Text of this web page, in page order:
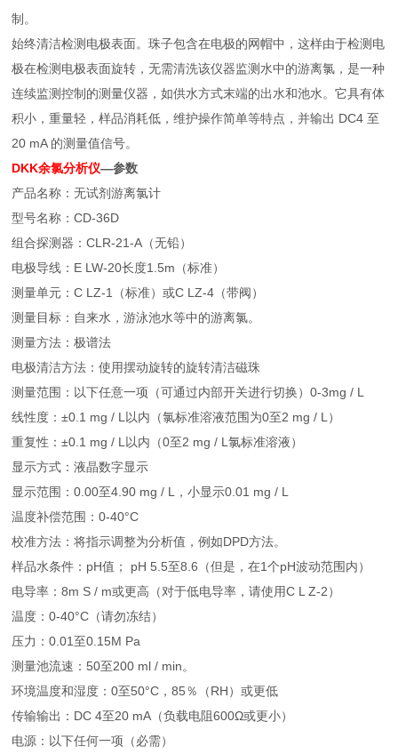
制。
始终清洁检测电极表面。珠子包含在电极的网帽中，这样由于检测电
极在检测电极表面旋转，无需清洗该仪器监测水中的游离氯，是一种
连续监测控制的测量仪器，如供水方式末端的出水和池水。它具有体
积小，重量轻，样品消耗低，维护操作简单等特点，并输出 DC4 至
20 mA 的测量值信号。
DKK余氯分析仪—参数
产品名称：无试剂游离氯计
型号名称：CD-36D
组合探测器：CLR-21-A（无铅）
电极导线：E LW-20长度1.5m（标准）
测量单元：C LZ-1（标准）或C LZ-4（带阀）
测量目标：自来水，游泳池水等中的游离氯。
测量方法：极谱法
电极清洁方法：使用摆动旋转的旋转清洁磁珠
测量范围：以下任意一项（可通过内部开关进行切换）0-3mg / L
线性度：±0.1 mg / L以内（氯标准溶液范围为0至2 mg / L）
重复性：±0.1 mg / L以内（0至2 mg / L氯标准溶液）
显示方式：液晶数字显示
显示范围：0.00至4.90 mg / L，小显示0.01 mg / L
温度补偿范围：0-40°C
校准方法：将指示调整为分析值，例如DPD方法。
样品水条件：pH值； pH 5.5至8.6（但是，在1个pH波动范围内）
电导率：8m S / m或更高（对于低电导率，请使用C L Z-2）
温度：0-40°C（请勿冻结）
压力：0.01至0.15M Pa
测量池流速：50至200 ml / min。
环境温度和湿度：0至50°C，85％（RH）或更低
传输输出：DC 4至20 mA（负载电阻600Ω或更小）
电源：以下任何一项（必需）